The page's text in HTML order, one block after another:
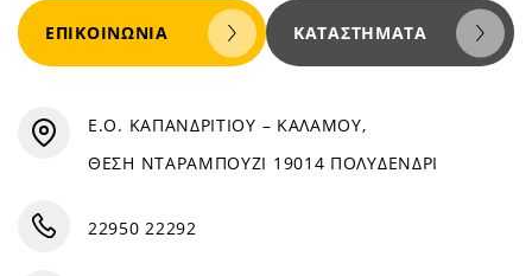
ΕΠΙΚΟΙΝΩΝΊΑ ΚΑΤΑΣΤΉΜΑΤΑ
Ε.Ο. ΚΑΠΑΝΔΡΙΤΙΟΥ – ΚΑΛΑΜΟΥ,
ΘΕΣΗ ΝΤΑΡΑΜΠΟΥΖΙ 19014 ΠΟΛΥΔΕΝΔΡΙ
22950 22292